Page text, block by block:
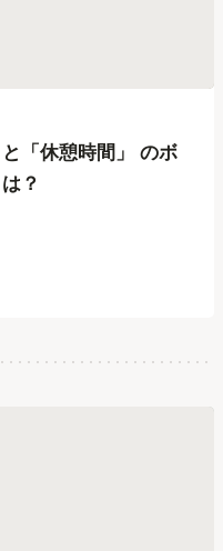
と「休憩時間」 のボ
？